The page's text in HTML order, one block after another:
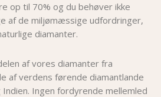
op til 70% og du behøver ikke
af de miljømæssige udfordringer,
diamanter.
af vores diamanter fra
af verdens førende diamantlande
Ingen fordyrende mellemled